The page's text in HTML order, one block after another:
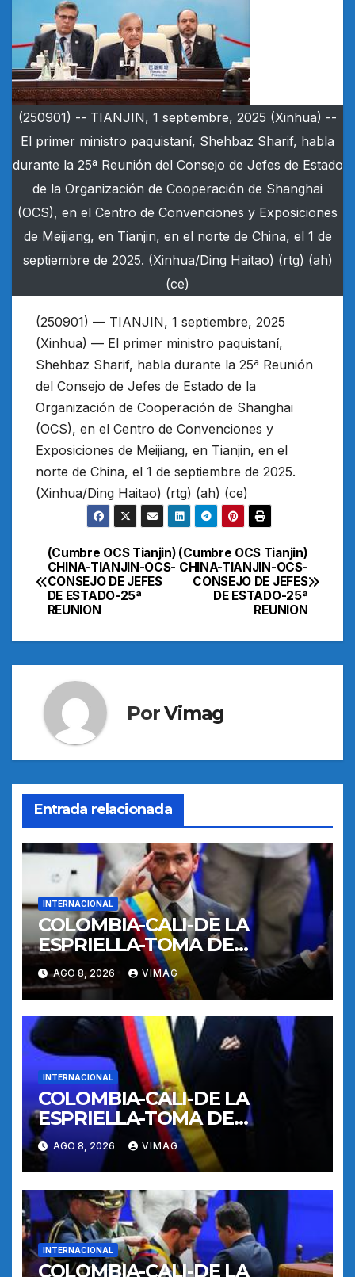
(250901) -- TIANJIN, 1 septiembre, 2025 (Xinhua) --
El primer ministro paquistaní, Shehbaz Sharif, habla
durante la 25ª Reunión del Consejo de Jefes de Estado
de la Organización de Cooperación de Shanghai
(OCS), en el Centro de Convenciones y Exposiciones
de Meijiang, en Tianjin, en el norte de China, el 1 de
septiembre de 2025. (Xinhua/Ding Haitao) (rtg) (ah)
(ce)
(250901) — TIANJIN, 1 septiembre, 2025
(Xinhua) — El primer ministro paquistaní,
Shehbaz Sharif, habla durante la 25ª Reunión
del Consejo de Jefes de Estado de la
Organización de Cooperación de Shanghai
(OCS), en el Centro de Convenciones y
Exposiciones de Meijiang, en Tianjin, en el
norte de China, el 1 de septiembre de 2025.
(Xinhua/Ding Haitao) (rtg) (ah) (ce)
Navegación
de
(Cumbre OCS Tianjin)
CHINA-TIANJIN-OCS-
CONSEJO DE JEFES
DE ESTADO-25ª
REUNION
(Cumbre OCS Tianjin)
CHINA-TIANJIN-OCS-
CONSEJO DE JEFES
DE ESTADO-25ª
REUNION
PorVimag
Entrada relacionada
INTERNACIONAL
COLOMBIA-CALI-DE LA
ESPRIELLA-TOMA DE
POSESION
AGO 8, 2026 VIMAG
INTERNACIONAL
COLOMBIA-CALI-DE LA
ESPRIELLA-TOMA DE
POSESION
AGO 8, 2026 VIMAG
INTERNACIONAL
COLOMBIA-CALI-DE LA